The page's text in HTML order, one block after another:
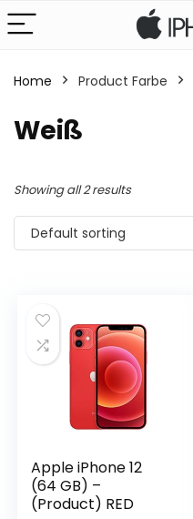
Home Product Farbe
Weiß
Showing all 2 results
Default sorting
Apple iPhone 12
(64 GB) –
(Product) RED